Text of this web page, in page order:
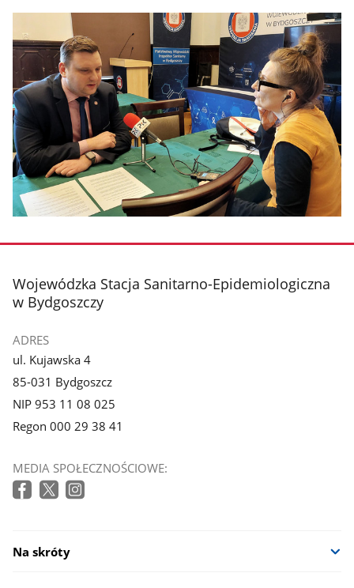
stopka
Wojewódzka Stacja Sanitarno-Epidemiologiczna
w Bydgoszczy
ADRES
ul. Kujawska 4
85-031 Bydgoszcz
NIP 953 11 08 025
Regon 000 29 38 41
MEDIA SPOŁECZNOŚCIOWE:
Na skróty